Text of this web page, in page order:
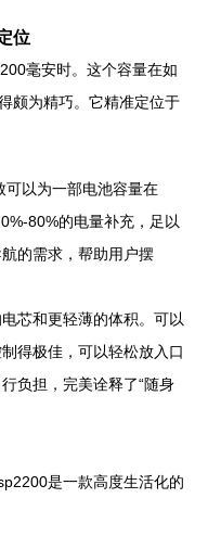
位
毫安时。这个容量在如
颇为精巧。它精准定位于
可以为一部电池容量在
80%的电量补充，足以
的需求，帮助用户摆
芯和更轻薄的体积。可以
得极佳，可以轻松放入口
负担，完美诠释了“随身
是一款高度生活化的